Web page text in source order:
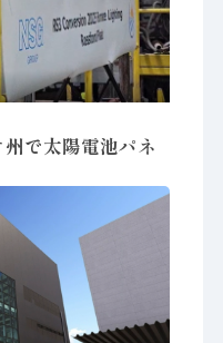
で太陽電池パネ